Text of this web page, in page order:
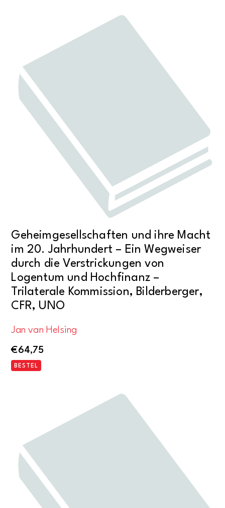
Geheimgesellschaften und ihre Macht
im 20. Jahrhundert – Ein Wegweiser
durch die Verstrickungen von
Logentum und Hochfinanz –
Trilaterale Kommission, Bilderberger,
CFR, UNO
Jan van Helsing
€64,75
BESTEL